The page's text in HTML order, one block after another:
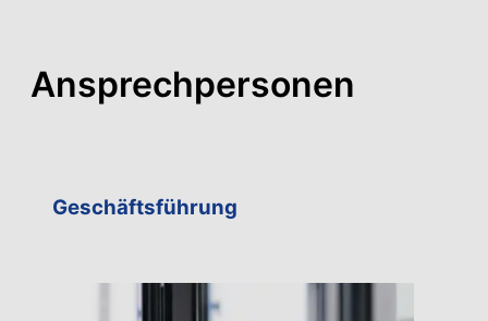
Ansprechpersonen
Geschäftsführung